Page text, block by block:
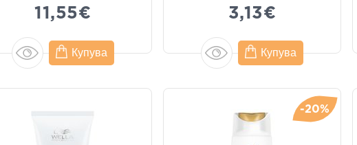
11,55€
Купува
3,13€
Купува
-20%